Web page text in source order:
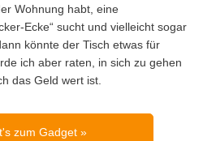
Wohnung habt, eine
Ecke“ sucht und vielleicht sogar
könnte der Tisch etwas für
ich aber raten, in sich zu gehen
das Geld wert ist.
zum Gadget